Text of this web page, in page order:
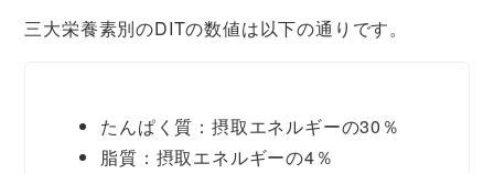
三大栄養素別のDITの数値は以下の通りです。
たんぱく質：摂取エネルギーの30％
脂質：摂取エネルギーの4％